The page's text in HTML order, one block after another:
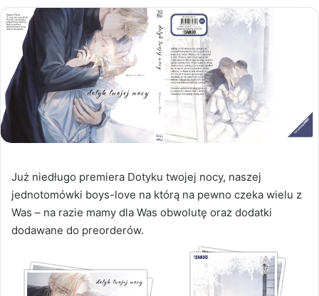
Już niedługo premiera Dotyku twojej nocy, naszej
jednotomówki boys-love na którą na pewno czeka wielu z
Was – na razie mamy dla Was obwolutę oraz dodatki
dodawane do preorderów.